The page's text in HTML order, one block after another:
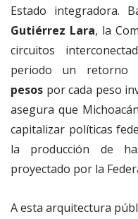
Estado integradora.
Gutiérrez Lara, la
circuitos
periodo un retorno
pesos por cada peso
asegura que
capitalizar políticas
la producción de
proyectado por la
A esta arquitectura